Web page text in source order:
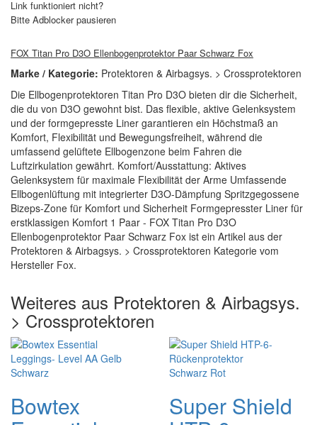
Link funktioniert nicht?
Bitte Adblocker pausieren
FOX Titan Pro D3O Ellenbogenprotektor Paar Schwarz Fox
Marke / Kategorie: Protektoren & Airbagsys. > Crossprotektoren
Die Ellbogenprotektoren Titan Pro D3O bieten dir die Sicherheit,
die du von D3O gewohnt bist. Das flexible, aktive Gelenksystem
und der formgepresste Liner garantieren ein Höchstmaß an
Komfort, Flexibilität und Bewegungsfreiheit, während die
umfassend gelüftete Ellbogenzone beim Fahren die
Luftzirkulation gewährt. Komfort/Ausstattung: Aktives
Gelenksystem für maximale Flexibilität der Arme Umfassende
Ellbogenlüftung mit integrierter D3O-Dämpfung Spritzgegossene
Bizeps-Zone für Komfort und Sicherheit Formgepresster Liner für
erstklassigen Komfort 1 Paar - FOX Titan Pro D3O
Ellenbogenprotektor Paar Schwarz Fox ist ein Artikel aus der
Protektoren & Airbagsys. > Crossprotektoren Kategorie vom
Hersteller Fox.
Weiteres aus Protektoren & Airbagsys.
> Crossprotektoren
Bowtex Super Shield